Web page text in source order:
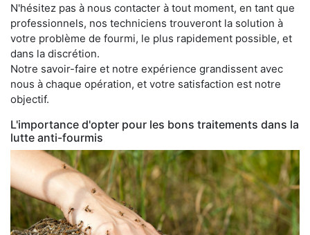
N'hésitez pas à nous contacter à tout moment, en tant que
professionnels, nos techniciens trouveront la solution à
votre problème de fourmi, le plus rapidement possible, et
dans la discrétion.
Notre savoir-faire et notre expérience grandissent avec
nous à chaque opération, et votre satisfaction est notre
objectif.
L'importance d'opter pour les bons traitements dans la
lutte anti-fourmis